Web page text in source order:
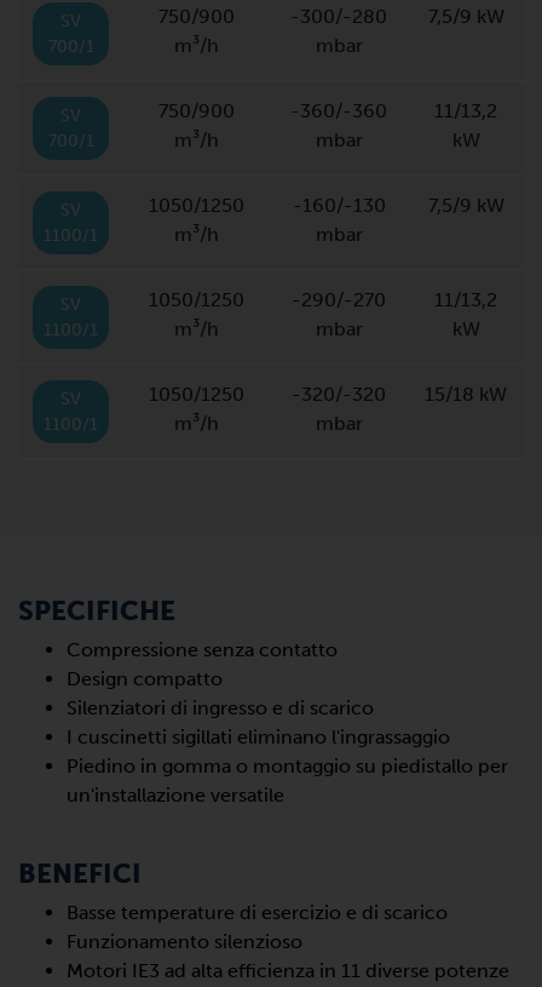
SV
700/1
750/900
m³/h
-300/-280
mbar
7,5/9 kW
SV
700/1
750/900
m³/h
-360/-360
mbar
11/13,2
kW
SV
1100/1
1050/1250
m³/h
-160/-130
mbar
7,5/9 kW
SV
1100/1
1050/1250
m³/h
-290/-270
mbar
11/13,2
kW
SV
1100/1
1050/1250
m³/h
-320/-320
mbar
15/18 kW
SPECIFICHE
Compressione senza contatto
Design compatto
Silenziatori di ingresso e di scarico
I cuscinetti sigillati eliminano l'ingrassaggio
Piedino in gomma o montaggio su piedistallo per
un'installazione versatile
BENEFICI
Basse temperature di esercizio e di scarico
Funzionamento silenzioso
Motori IE3 ad alta efficienza in 11 diverse potenze